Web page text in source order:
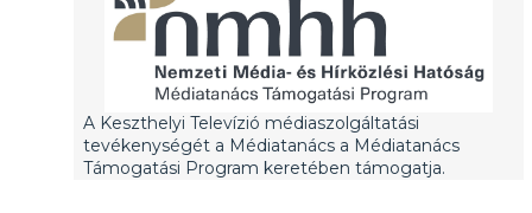
A Keszthelyi Televízió médiaszolgáltatási
tevékenységét a Médiatanács a Médiatanács
Támogatási Program keretében támogatja.